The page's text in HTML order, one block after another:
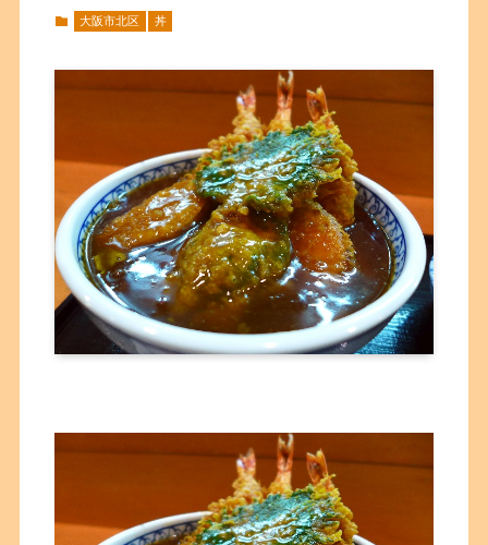
大阪市北区 丼